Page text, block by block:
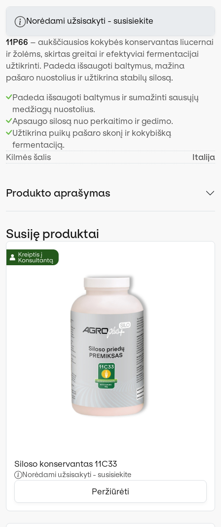
Norėdami užsisakyti - susisiekite
11P66 – aukščiausios kokybės konservantas liucernai
ir žolėms, skirtas greitai ir efektyviai fermentacijai
užtikrinti. Padeda išsaugoti baltymus, mažina
pašaro nuostolius ir užtikrina stabilų silosą.
Padeda išsaugoti baltymus ir sumažinti sausųjų
medžiagų nuostolius.
Apsaugo silosą nuo perkaitimo ir gedimo.
Užtikrina puikų pašaro skonį ir kokybišką
fermentaciją.
Kilmės šalis
Italija
Produkto aprašymas
Susiję produktai
Siloso konservantas 11C33
Norėdami užsisakyti - susisiekite
Peržiūrėti